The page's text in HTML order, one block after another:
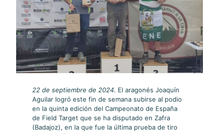
22 de septiembre de 2024. El aragonés Joaquín
Aguilar logró este fin de semana subirse al podio
en la quinta edición del Campeonato de España
de Field Target que se ha disputado en Zafra
(Badajoz), en la que fue la última prueba de tiro